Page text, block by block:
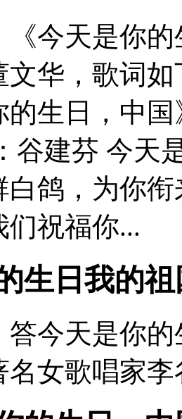
《今天是你
文华，歌词
的生日，中
谷建芬 今天
白鸽，为你
们祝福你...
生日我的
答今天是你
名女歌唱家李